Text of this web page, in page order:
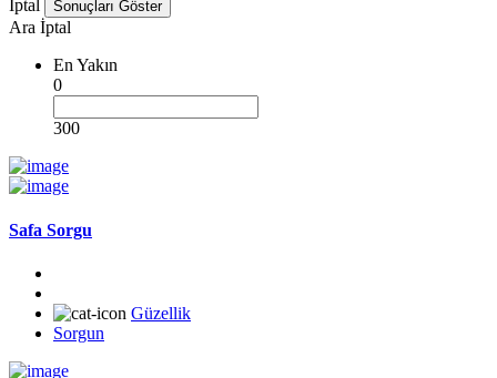
İptal
Ara İptal
En Yakın
0
300
Safa Sorgu
Güzellik
Sorgun